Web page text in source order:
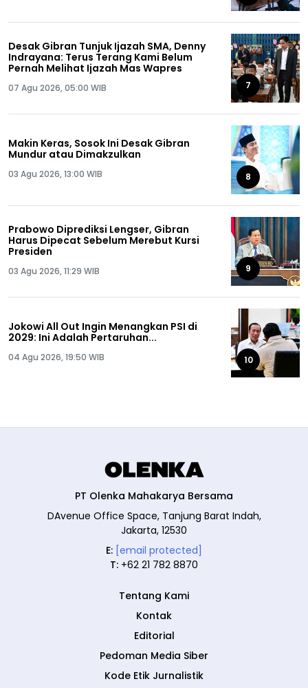
Desak Gibran Tunjuk Ijazah SMA, Denny
Indrayana: Terus Terang Kami Belum
Pernah Melihat Ijazah Mas Wapres
07 Agu 2026, 05:00 WIB 7
Makin Keras, Sosok Ini Desak Gibran
Mundur atau Dimakzulkan
03 Agu 2026, 13:00 WIB 8
Prabowo Diprediksi Lengser, Gibran
Harus Dipecat Sebelum Merebut Kursi
Presiden
03 Agu 2026, 11:29 WIB 9
Jokowi All Out Ingin Menangkan PSI di
2029: Ini Adalah Pertaruhan...
04 Agu 2026, 19:50 WIB 10
PT Olenka Mahakarya Bersama
DAvenue Office Space, Tanjung Barat Indah,
Jakarta, 12530
E: [email protected]
T: +62 21 782 8870
Tentang Kami
Kontak
Editorial
Pedoman Media Siber
Kode Etik Jurnalistik